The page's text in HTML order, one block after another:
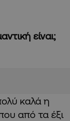
είναι;
καλά η
από τα έξι